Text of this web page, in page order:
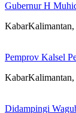
Gubernur H
Pemprov Kalsel
Didampingi